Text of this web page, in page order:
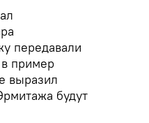
передавали
пример
выразил
будут